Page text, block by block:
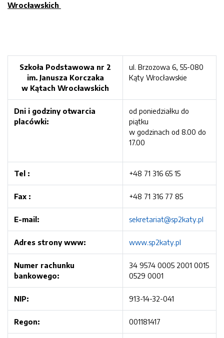
Wrocławskich
Szkoła Podstawowa nr 2
im. Janusza Korczaka
w Kątach Wrocławskich
ul. Brzozowa 6, 55-080
Kąty Wrocławskie
Dni i godziny otwarcia
placówki:
od poniedziałku do
piątku
w godzinach od 8.00 do
17.00
Tel : +48 71 316 65 15
Fax : +48 71 316 77 85
E-mail: sekretariat@sp2katy.pl
Adres strony www: www.sp2katy.pl
Numer rachunku
bankowego:
34 9574 0005 2001 0015
0529 0001
NIP: 913-14-32-041
Regon: 001181417